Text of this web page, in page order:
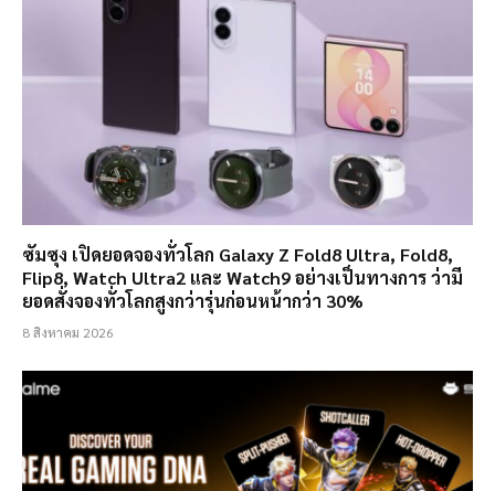
ซัมซุง เปิดยอดจองทั่วโลก Galaxy Z Fold8 Ultra, Fold8,
Flip8, Watch Ultra2 และ Watch9 อย่างเป็นทางการ ว่ามี
ยอดสั่งจองทั่วโลกสูงกว่ารุ่นก่อนหน้ากว่า 30%
8 สิงหาคม 2026